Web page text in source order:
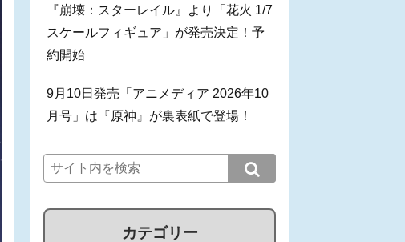
『崩壊：スターレイル』より「花火 1/7
スケールフィギュア」が発売決定！予
約開始
9月10日発売「アニメディア 2026年10
月号」は『原神』が裏表紙で登場！
カテゴリー